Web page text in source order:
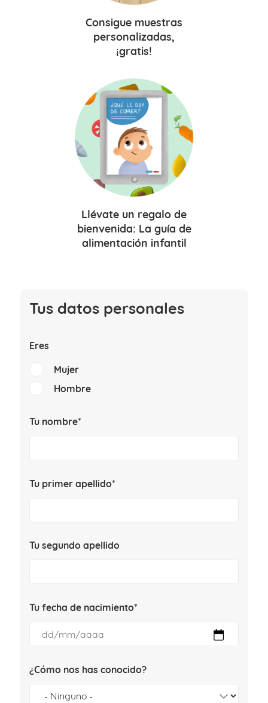
Consigue muestras
personalizadas,
¡gratis!
Llévate un regalo de
bienvenida: La guía de
alimentación infantil
Tus datos personales
Eres
Mujer
Hombre
Tu nombre*
Tu primer apellido*
Tu segundo apellido
Tu fecha de nacimiento*
¿Cómo nos has conocido?